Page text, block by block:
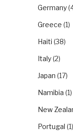
Germany
Greece (1)
Haiti (38)
Italy(2)
Japan (17)
Namibia (1)
New
Portugal (1)